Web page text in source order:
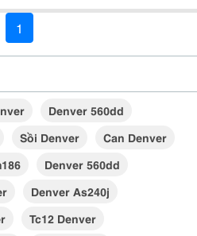
1
Denver 560dd
Sồi Denver
Can Denver
Denver 560dd
Denver As240j
Tc12 Denver